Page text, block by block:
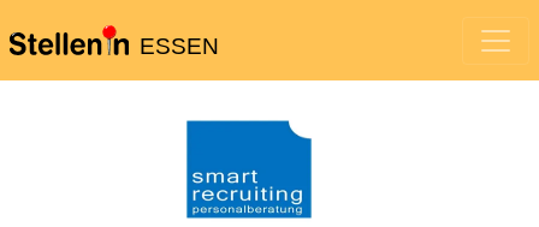
ESSEN